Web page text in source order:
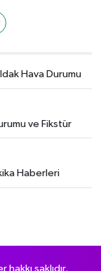
Hava Durumu
ve Fikstür
Haberleri
saklıdır.